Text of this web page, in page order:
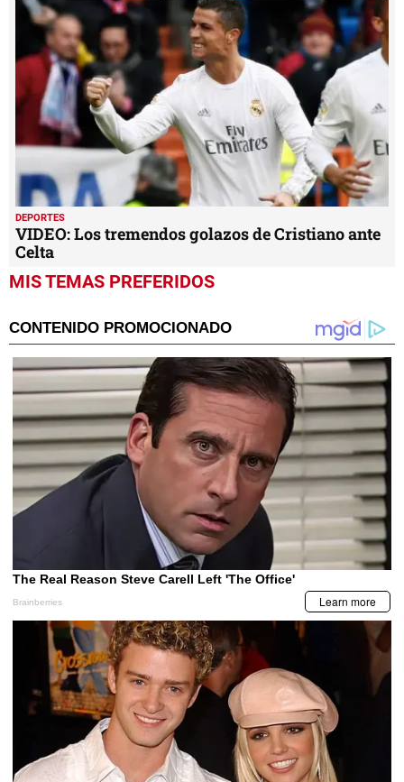
DEPORTES
VIDEO: Los tremendos golazos de Cristiano ante
Celta
MIS TEMAS PREFERIDOS